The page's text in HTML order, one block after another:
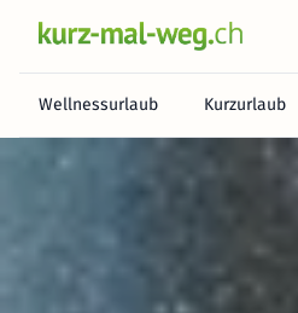
Wellnessurlaub Kurzurlaub